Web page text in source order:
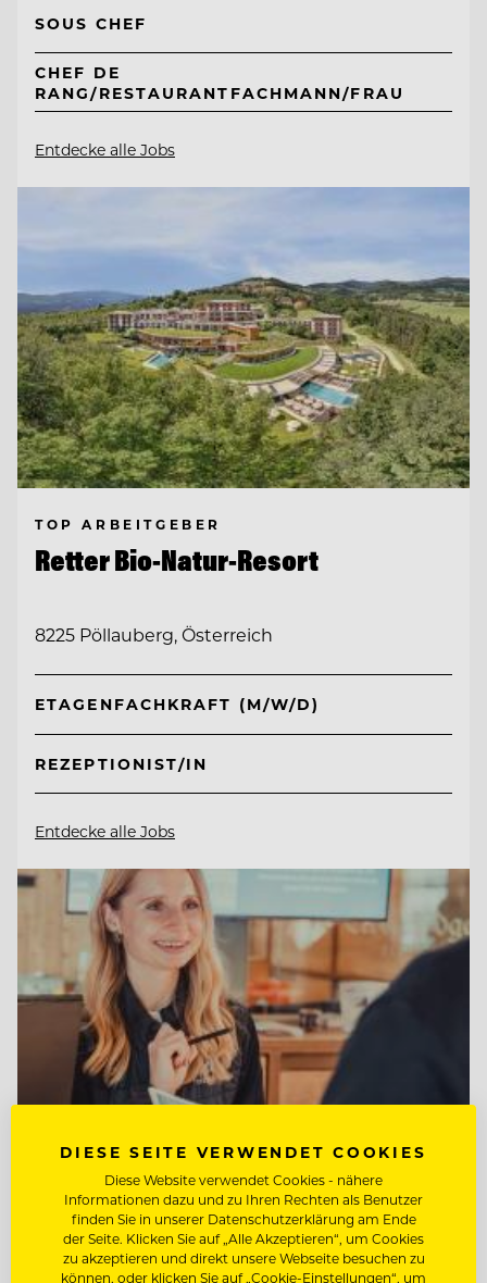
SOUS CHEF
CHEF DE
RANG/RESTAURANTFACHMANN/FRAU
Entdecke alle Jobs
TOP ARBEITGEBER
Retter Bio-Natur-Resort
8225 Pöllauberg, Österreich
ETAGENFACHKRAFT (M/W/D)
REZEPTIONIST/IN
Entdecke alle Jobs
TOP ARBEITGEBER
Tirol Lodge Ellmau
DIESE SEITE VERWENDET COOKIES
Diese Website verwendet Cookies - nähere
Informationen dazu und zu Ihren Rechten als Benutzer
finden Sie in unserer Datenschutzerklärung am Ende
der Seite. Klicken Sie auf „Alle Akzeptieren“, um Cookies
zu akzeptieren und direkt unsere Webseite besuchen zu
können, oder klicken Sie auf „Cookie-Einstellungen“, um